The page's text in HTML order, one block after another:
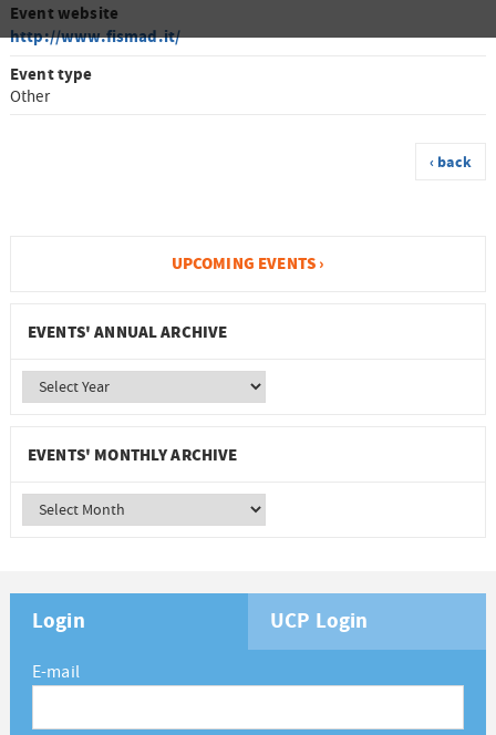
Event website
http://www.fismad.it/
Event type
Other
‹ back
UPCOMING EVENTS ›
EVENTS' ANNUAL ARCHIVE
EVENTS' MONTHLY ARCHIVE
Login UCP Login
E-mail